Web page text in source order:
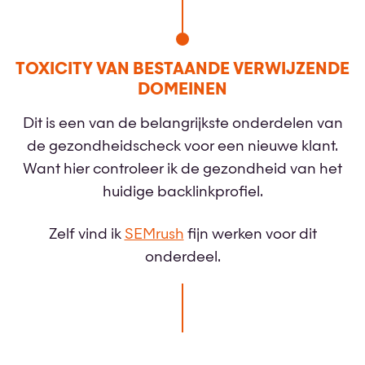
TOXICITY VAN BESTAANDE VERWIJZENDE
DOMEINEN
Dit is een van de belangrijkste onderdelen van
de gezondheidscheck voor een nieuwe klant.
Want hier controleer ik de gezondheid van het
huidige backlinkprofiel.
Zelf vind ik SEMrush fijn werken voor dit
onderdeel.